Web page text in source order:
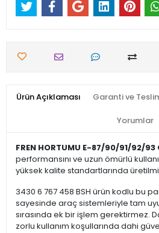
Ürün Açıklaması Garanti ve
Yorumlar
FREN HORTUMU E-87/90/91/92/93
performansını ve uzun ömürlü
yüksek kalite standartlarında
3430 6 767 458 BSH ürün kodlu bu
sayesinde araç sistemleriyle tam
sırasında ek bir işlem gerektirmez.
zorlu kullanım koşullarında dahi